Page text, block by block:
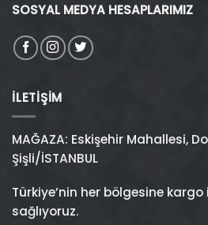
SOSYAL MEDYA HESAPLARIMIZ
İLETIŞIM
MAĞAZA: Eskişehir Mahallesi,
Şişli/İSTANBUL
Türkiye’nin her bölgesine
sağlıyoruz.